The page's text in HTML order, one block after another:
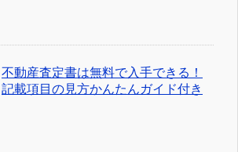
不動産査定書は無料で入手できる！
記載項目の見方かんたんガイド付き